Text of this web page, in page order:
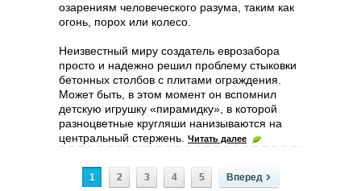
озарениям человеческого разума, таким как
огонь, порох или колесо.
Неизвестный миру создатель еврозабора
просто и надежно решил проблему стыковки
бетонных столбов с плитами ограждения.
Может быть, в этом момент он вспомнил
детскую игрушку «пирамидку», в которой
разноцветные кругляши нанизываются на
центральный стержень.
Читать далее
1 2 3 4 5 Вперед